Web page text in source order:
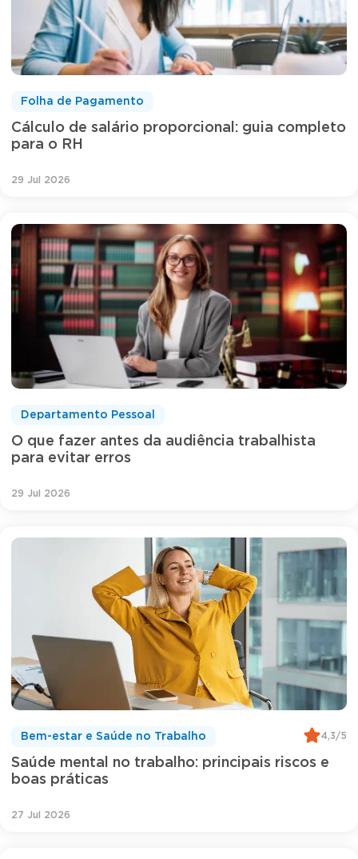
Cálculo de salário proporcional: guia completo
para o RH
Folha de Pagamento
29 Jul 2026
O que fazer antes da audiência trabalhista
para evitar erros
Departamento Pessoal
29 Jul 2026
Saúde mental no trabalho: principais riscos e
boas práticas
Bem-estar e Saúde no Trabalho 4,3/5
27 Jul 2026